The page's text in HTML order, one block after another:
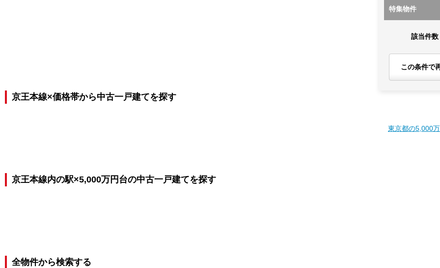
特集物件
該当件数
この条件で
京王本線×価格帯から中古一戸建てを探す
東京都の5,000
京王本線内の駅×5,000万円台の中古一戸建てを探す
全物件から検索する